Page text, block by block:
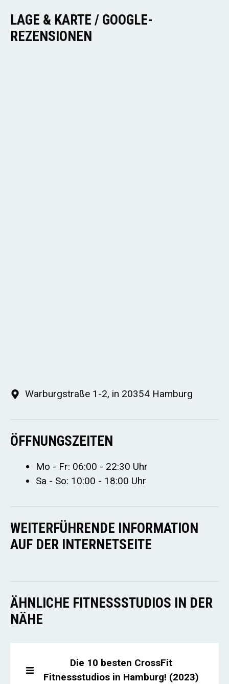
LAGE & KARTE / GOOGLE-
REZENSIONEN
Warburgstraße 1-2, in 20354 Hamburg
ÖFFNUNGSZEITEN
Mo - Fr: 06:00 - 22:30 Uhr
Sa - So: 10:00 - 18:00 Uhr
WEITERFÜHRENDE INFORMATION
AUF DER INTERNETSEITE
ÄHNLICHE FITNESSSTUDIOS IN DER
NÄHE
Die 10 besten CrossFit
Fitnessstudios in Hamburg! (2023)